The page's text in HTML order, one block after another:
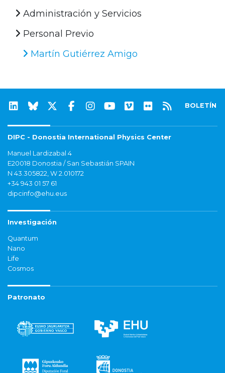
Administración y Servicios
Personal Previo
Martín Gutiérrez Amigo
BOLETÍN
DIPC - Donostia International Physics Center
Manuel Lardizabal 4
E20018 Donostia / San Sebastián SPAIN
N 43.305822, W 2.010172
+34 943 01 57 61
dipcinfo@ehu.eus
Investigación
Quantum
Nano
Life
Cosmos
Patronato